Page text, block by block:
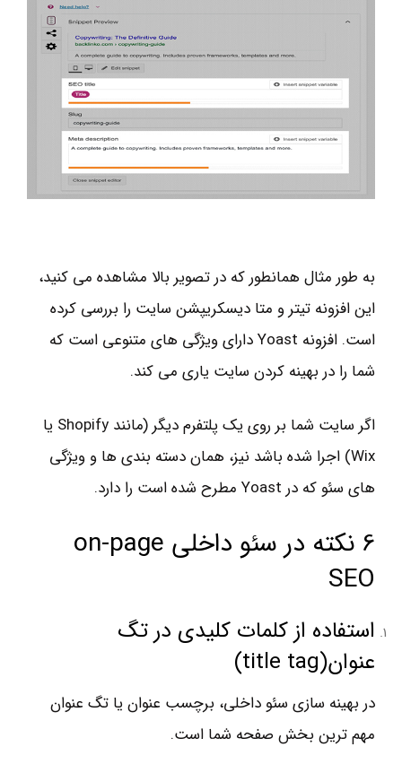
به طور مثال همانطور که در تصویر بالا مشاهده می کنید،
این افزونه تیتر و متا دیسکریپشن سایت را بررسی کرده
است. افزونه Yoast دارای ویژگی های متنوعی است که
شما را در بهینه کردن سایت یاری می کند.
اگر سایت شما بر روی یک پلتفرم دیگر (مانند Shopify یا
Wix) اجرا شده باشد نیز، همان دسته بندی ها و ویژگی
های سئو که در Yoast مطرح شده است را دارد.
6 نکته در سئو داخلی on-page
SEO
استفاده از کلمات کلیدی در تگ
عنوان(title tag)
در بهینه سازی سئو داخلی، برچسب عنوان یا تگ عنوان
مهم ترین بخش صفحه شما است.